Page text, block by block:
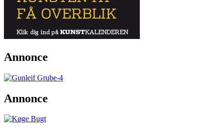
Annonce
Annonce